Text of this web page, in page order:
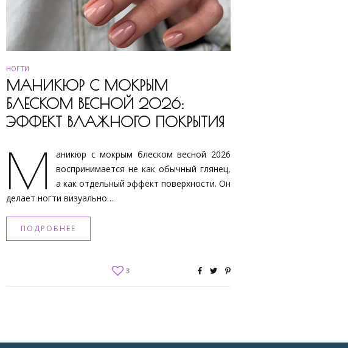
НОГТИ
МАНИКЮР С МОКРЫМ
БЛЕСКОМ ВЕСНОЙ 2026:
ЭФФЕКТ ВЛАЖНОГО ПОКРЫТИЯ
М
аникюр с мокрым блеском весной 2026
воспринимается не как обычный глянец,
а как отдельный эффект поверхности. Он
делает ногти визуально…
ПОДРОБНЕЕ
3